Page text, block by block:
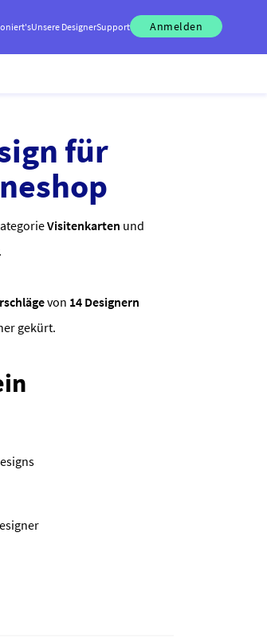
Unsere DesignerSupport Anmelden
für
Visitenkarten und
von 14 Designern
gekürt.